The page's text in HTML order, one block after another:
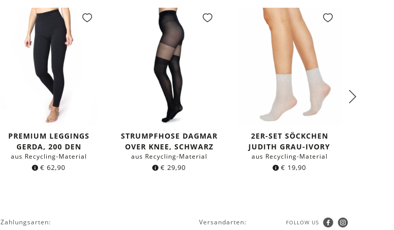
PREMIUM LEGGINGS
GERDA, 200 DEN
aus Recycling-Material
€ 62,90
STRUMPFHOSE DAGMAR
OVER KNEE, SCHWARZ
aus Recycling-Material
€ 29,90
2ER-SET SÖCKCHEN
JUDITH GRAU-IVORY
aus Recycling-Material
€ 19,90
Zahlungsarten: Versandarten: FOLLOW US